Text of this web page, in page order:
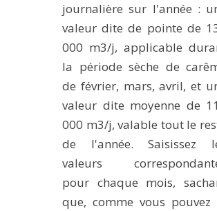
journalière sur l'année :
valeur dite de pointe de
000 m3/j, applicable
la période sèche de
de février, mars, avril, et
valeur dite moyenne de
000 m3/j, valable tout le
de l'année. Saisissez
valeurs
pour chaque mois,
que, comme vous pouvez